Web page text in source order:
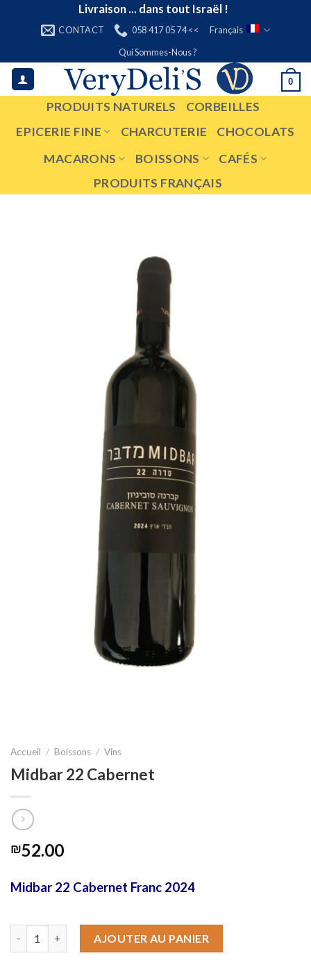
Livraison ... dans tout Israël !
CONTACT 058 417 05 74 <<
Français
Qui Sommes-Nous ?
0
PRODUITS NATURELS
CORBEILLES
EPICERIE FINE
CHARCUTERIE
CHOCOLATS
MACARONS
BOISSONS
CAFÉS
PRODUITS FRANÇAIS
Accueil / Boissons / Vins
Midbar 22 Cabernet
₪52.00
Midbar 22 Cabernet Franc 2024
AJOUTER AU PANIER